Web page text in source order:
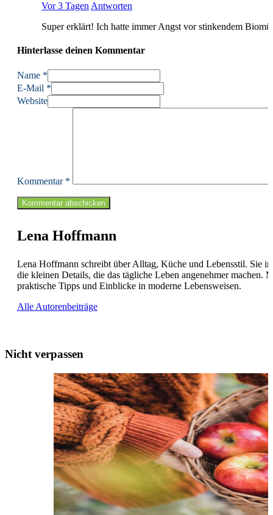
Vor 3 Tagen Antworten
Super erklärt! Ich hatte immer Angst vor stinkendem
Hinterlasse deinen Kommentar
Name *
E-Mail *
Website
Kommentar *
Lena Hoffmann
Lena Hoffmann schreibt über Alltag, Küche und Lebensstil. Sie
die kleinen Details, die das tägliche Leben angenehmer machen.
praktische Tipps und Einblicke in moderne Lebensweisen.
Alle Autorenbeiträge
Nicht verpassen